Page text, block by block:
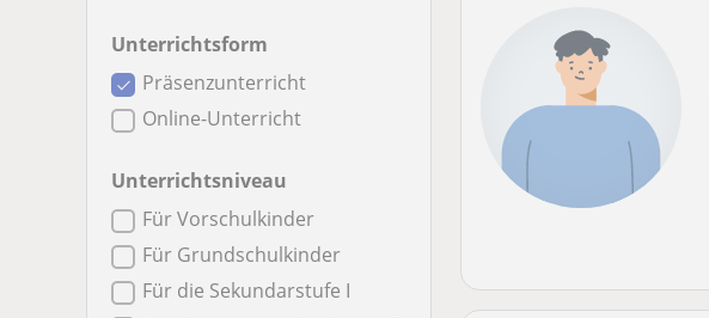
Unterrichtsform
Präsenzunterricht
Online-Unterricht
Unterrichtsniveau
Für Vorschulkinder
Für Grundschulkinder
Für die Sekundarstufe I